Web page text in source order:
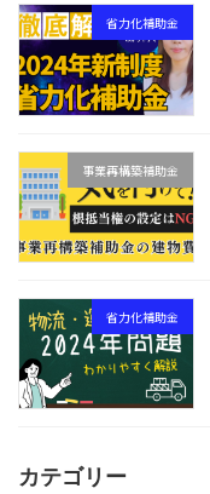
省力化補助金
事業再構築補助金
省力化補助金
カテゴリー